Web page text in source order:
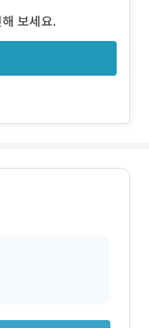
프론트엔드
보세요.